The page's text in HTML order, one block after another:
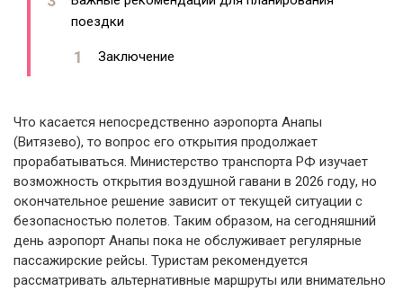
поездки
Заключение
Что касается непосредственно аэропорта Анапы
(Витязево), то вопрос его открытия продолжает
прорабатываться. Министерство транспорта РФ изучает
возможность открытия воздушной гавани в 2026 году, но
окончательное решение зависит от текущей ситуации с
безопасностью полетов. Таким образом, на сегодняшний
день аэропорт Анапы пока не обслуживает регулярные
пассажирские рейсы. Туристам рекомендуется
рассматривать альтернативные маршруты или внимательно